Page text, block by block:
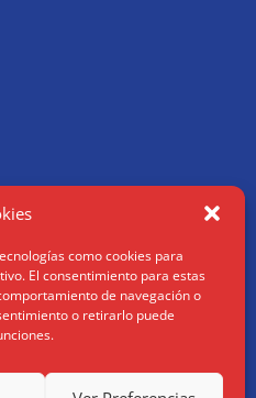
como cookies para
El consentimiento para estas
de navegación o
o retirarlo puede
de Aguiar